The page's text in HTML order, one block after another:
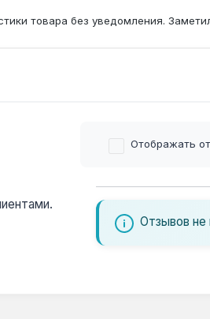
товара без уведомления.
Отображать
Отзывов не